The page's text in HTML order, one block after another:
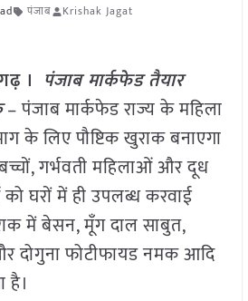
पंजाब Krishak Jagat
। पंजाब मार्कफेड तैयार
– पंजाब मार्कफेड राज्य के महिला
के लिए पौष्टिक खुराक बनाएगा
गर्भवती महिलाओं और दूध
घरों में ही उपलब्ध करवाई
में बेसन, मूँग दाल साबुत,
दोगुना फोटीफायड नमक आदि
है।